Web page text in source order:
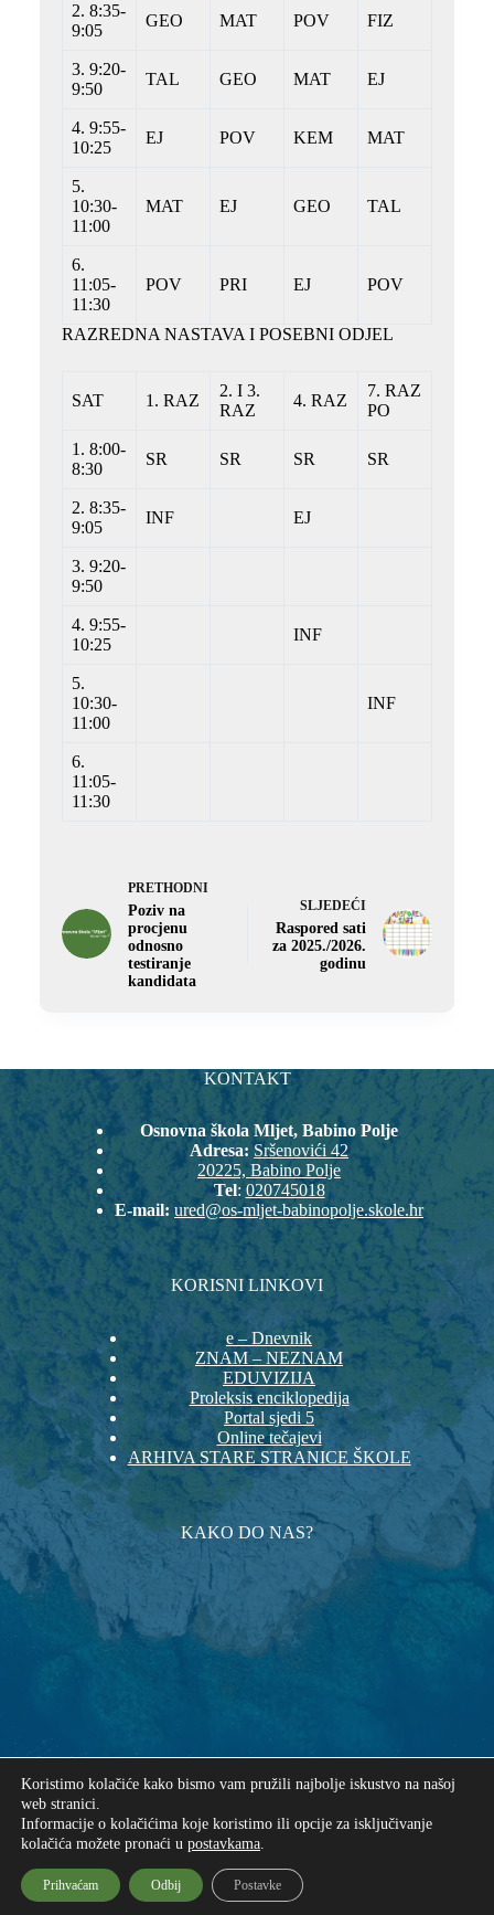
2. 8:35-
9:05
GEO MAT POV FIZ
3. 9:20-
9:50
TAL GEO MAT EJ
4. 9:55-
10:25
EJ POV KEM MAT
5.
10:30-
11:00
MAT EJ GEO TAL
6.
11:05-
11:30
POV PRI EJ POV
RAZREDNA NASTAVA I POSEBNI ODJEL
SAT 1. RAZ
2. I 3.
RAZ
4. RAZ
7. RAZ
PO
1. 8:00-
8:30
SR SR SR SR
2. 8:35-
9:05
INF EJ
3. 9:20-
9:50
4. 9:55-
10:25
INF
5.
10:30-
11:00
INF
6.
11:05-
11:30
PRETHODNI
Poziv na
procjenu
odnosno
testiranje
kandidata
SLJEDEĆI
Raspored sati
za 2025./2026.
godinu
KONTAKT
Osnovna škola Mljet, Babino Polje
Adresa: Sršenovići 42
20225, Babino Polje
Tel: 020745018
E-mail: ured@os-mljet-babinopolje.skole.hr
KORISNI LINKOVI
e – Dnevnik
ZNAM – NEZNAM
EDUVIZIJA
Proleksis enciklopedija
Portal sjedi 5
Online tečajevi
ARHIVA STARE STRANICE ŠKOLE
KAKO DO NAS?
Polje
Koristimo kolačiće kako bismo vam pružili najbolje iskustvo na našoj
web stranici.
Informacije o kolačićima koje koristimo ili opcije za isključivanje
kolačića možete pronaći u postavkama.
Prihvaćam Odbij Postavke